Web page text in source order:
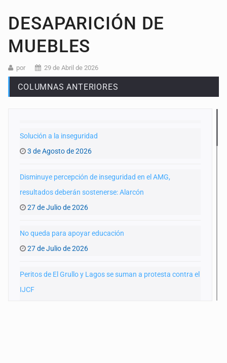
DESAPARICIÓN DE
MUEBLES
por 29 de Abril de 2026
COLUMNAS ANTERIORES
Solución a la inseguridad
3 de Agosto de 2026
Disminuye percepción de inseguridad en el AMG,
resultados deberán sostenerse: Alarcón
27 de Julio de 2026
No queda para apoyar educación
27 de Julio de 2026
Peritos de El Grullo y Lagos se suman a protesta contra el
IJCF